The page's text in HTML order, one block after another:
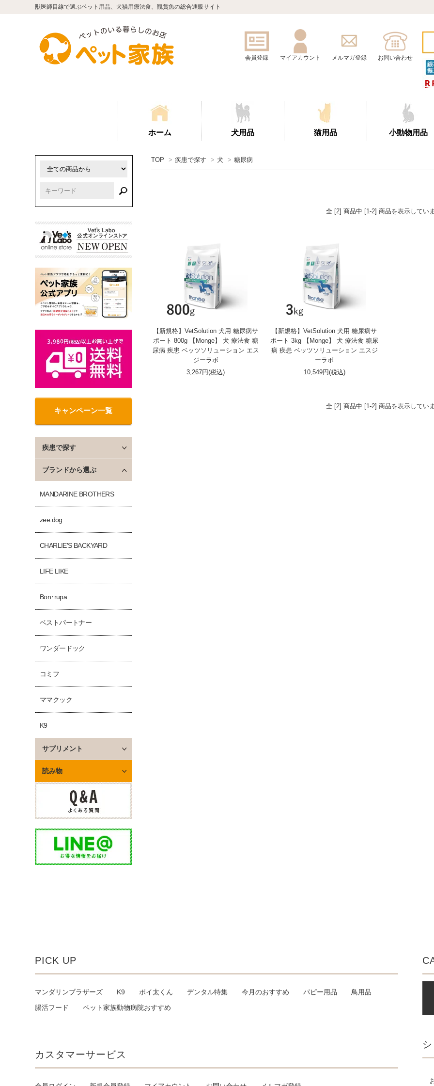
獣医師目線で選ぶペット用品、犬猫用療法食、観賞魚の総合通販サイト
会員登録 マイアカウント メルマガ登録 お問い合わせ
ホーム 犬用品 猫用品 小動物用品
TOP > 疾患で探す > 犬 > 糖尿病
全 [2] 商品中 [1-2] 商品を表示してい
【新規格】VetSolution 犬用 糖尿病サ
ポート 800g 【Monge】 犬 療法食 糖
尿病 疾患 ベッツソリューション エス
ジーラボ
3,267円(税込)
【新規格】VetSolution 犬用 糖尿病サ
ポート 3kg 【Monge】 犬 療法食 糖尿
病 疾患 ベッツソリューション エスジ
ーラボ
10,549円(税込)
全 [2] 商品中 [1-2] 商品を表示してい
キャンペーン一覧
疾患で探す
ブランドから選ぶ
MANDARINE BROTHERS
zee.dog
CHARLIE'S BACKYARD
LIFE LIKE
Bon･rupa
ベストパートナー
ワンダードック
コミフ
ママクック
K9
サプリメント
読み物
PICK UP
マンダリンブラザーズ K9 ポイ太くん デンタル特集 今月のおすすめ パピー用品
鳥用品
腸活フード
ペット家族動物病院おすすめ
カスタマーサービス